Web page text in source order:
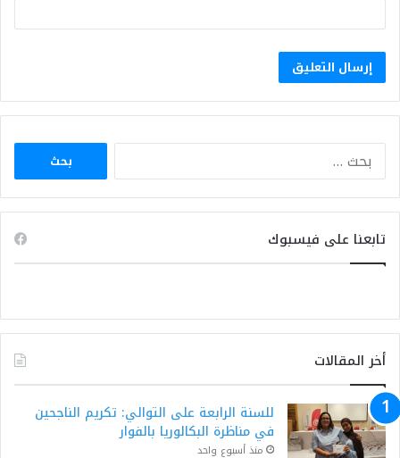
البحث
تابعنا على فيسبوك
أخر المقالات
للسنة الرابعة على التوالي: تكريم الناجحين
في مناظرة البكالوريا بالفوار
منذ أسبوع واحد